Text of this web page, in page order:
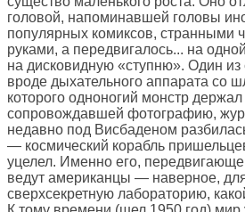
головой, напоминавшей головы
популярных комиксов, странными
руками, а передвигалось... на
на дисковидную «ступню». Один
вроде дыхательного аппарата со
которого одноногий монстр держал
сопровождавшей фотографию,
недавно под Висбаденом
— космический корабль
уцелел. Именно его,
ведут американцы — наверное,
сверхсекретную лабораторию,